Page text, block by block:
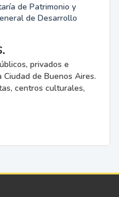
de Patrimonio y
de Desarrollo
privados e
de Buenos Aires.
centros culturales,